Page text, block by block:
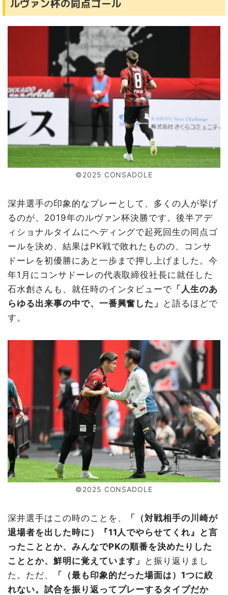
ルヴァン杯の同点ゴール
©2025 CONSADOLE
深井選手の印象的なプレーとして、多くの人が挙げ
るのが、2019年のルヴァン杯決勝です。後半アデ
ィショナルタイムにヘディングで起死回生の同点ゴ
ールを決め、結果はPK戦で敗れたものの、コンサ
ドーレを初優勝にあと一歩まで押し上げました。今
年1月にコンサドーレの代表取締役社長に就任した
石水創さんも、就任時のインタビューで 「人生のあ
らゆる出来事の中で、一番興奮した」
と語るほどで
す。
©2025 CONSADOLE
深井選手はこの時のことを、
「（対戦相手の川崎が
退場者を出した時に）『11人でやらせてくれ』と言
ったこととか、みんなでPKの順番を決めたりした
こととか、鮮明に覚えています」
と振り返りまし
た。ただ、
「（最も印象的だった場面は）1つに絞
れない。試合を振り返ってプレーするタイプだか